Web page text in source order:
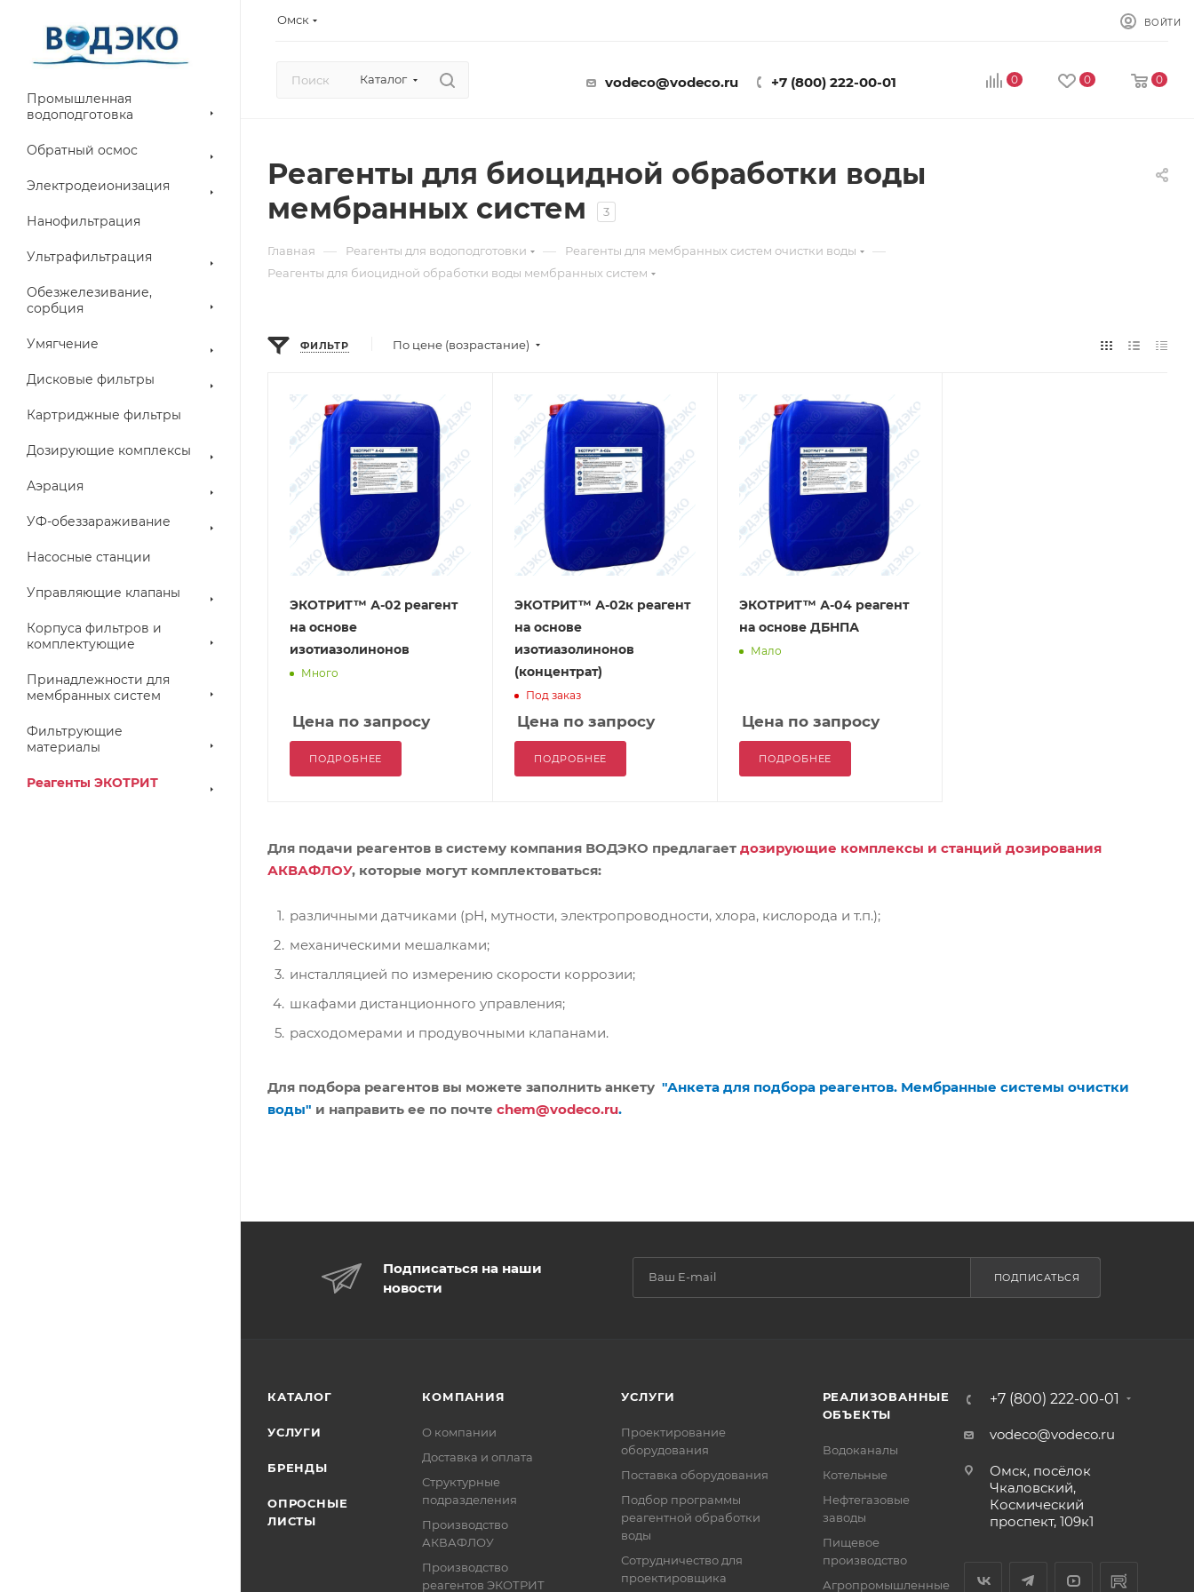
Омск ВОЙТИ
Каталог vodeco@vodeco.ru +7 (800) 222-00-01 0 0 0
Промышленная
водоподготовка
Обратный осмос
Электродеионизация
Нанофильтрация
Ультрафильтрация
Обезжелезивание,
сорбция
Умягчение
Дисковые фильтры
Картриджные фильтры
Дозирующие комплексы
Аэрация
УФ-обеззараживание
Насосные станции
Управляющие клапаны
Корпуса фильтров и
комплектующие
Принадлежности для
мембранных систем
Фильтрующие
материалы
Реагенты ЭКОТРИТ
Реагенты для биоцидной обработки воды
мембранных систем
3
Главная — Реагенты для водоподготовки — Реагенты для мембранных систем очистки воды —
Реагенты для биоцидной обработки воды мембранных систем
ФИЛЬТР По цене (возрастание)
ЭКОТРИТ™ А-02 реагент
на основе
изотиазолинонов
Много
Цена по запросу
ПОДРОБНЕЕ
ЭКОТРИТ™ А-02к реагент
на основе
изотиазолинонов
(концентрат)
Под заказ
Цена по запросу
ПОДРОБНЕЕ
ЭКОТРИТ™ А-04 реагент
на основе ДБНПА
Мало
Цена по запросу
ПОДРОБНЕЕ
Для подачи реагентов в систему компания ВОДЭКО предлагает дозирующие комплексы и станций дозирования
АКВАФЛОУ, которые могут комплектоваться:
различными датчиками (pH, мутности, электропроводности, хлора, кислорода и т.п.);
механическими мешалками;
инсталляцией по измерению скорости коррозии;
шкафами дистанционного управления;
расходомерами и продувочными клапанами.
Для подбора реагентов вы можете заполнить анкету "Анкета для подбора реагентов. Мембранные системы очистки
воды" и направить ее по почте chem@vodeco.ru.
Подписаться на наши
новости
ПОДПИСАТЬСЯ
КАТАЛОГ
УСЛУГИ
БРЕНДЫ
ОПРОСНЫЕ
ЛИСТЫ
КОМПАНИЯ
О компании
Доставка и оплата
Структурные
подразделения
Производство
АКВАФЛОУ
Производство
реагентов ЭКОТРИТ
УСЛУГИ
Проектирование
оборудования
Поставка оборудования
Подбор программы
реагентной обработки
воды
Сотрудничество для
проектировщика
РЕАЛИЗОВАННЫЕ
ОБЪЕКТЫ
Водоканалы
Котельные
Нефтегазовые
заводы
Пищевое
производство
Агропромышленные
+7 (800) 222-00-01
vodeco@vodeco.ru
Омск, посёлок
Чкаловский,
Космический
проспект, 109к1